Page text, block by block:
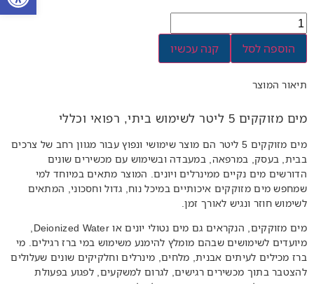
הוספה לסל קנה עכשיו
תיאור המוצר
מים מזוקקים 5 ליטר לשימוש ביתי, רפואי וכללי
מים מזוקקים 5 ליטר הם מוצר שימושי ונפוץ עבור מגוון רחב של צרכים
בבית, בעסק, במרפאה, במעבדה ובשימוש עם מכשירים שונים
הדורשים מים נקיים ממינרלים ויונים. המוצר מתאים במיוחד למי
שמחפש מים מזוקקים איכותיים במיכל נוח, גדול וחסכוני, המתאים
לשימוש חוזר ונגיש לאורך זמן.
מים מזוקקים, הנקראים גם מים נטולי יונים או Deionized Water,
מיועדים לשימושים שבהם מומלץ להימנע משימוש במי ברז רגילים. מי
ברז מכילים לעיתים אבנית, מלחים, מינרלים וחלקיקים שונים שעלולים
להצטבר בתוך מכשירים רגישים, לגרום למשקעים, לפגוע בפעולת